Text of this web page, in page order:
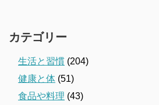
カテゴリー
生活と習慣 (204)
健康と体 (51)
食品や料理 (43)